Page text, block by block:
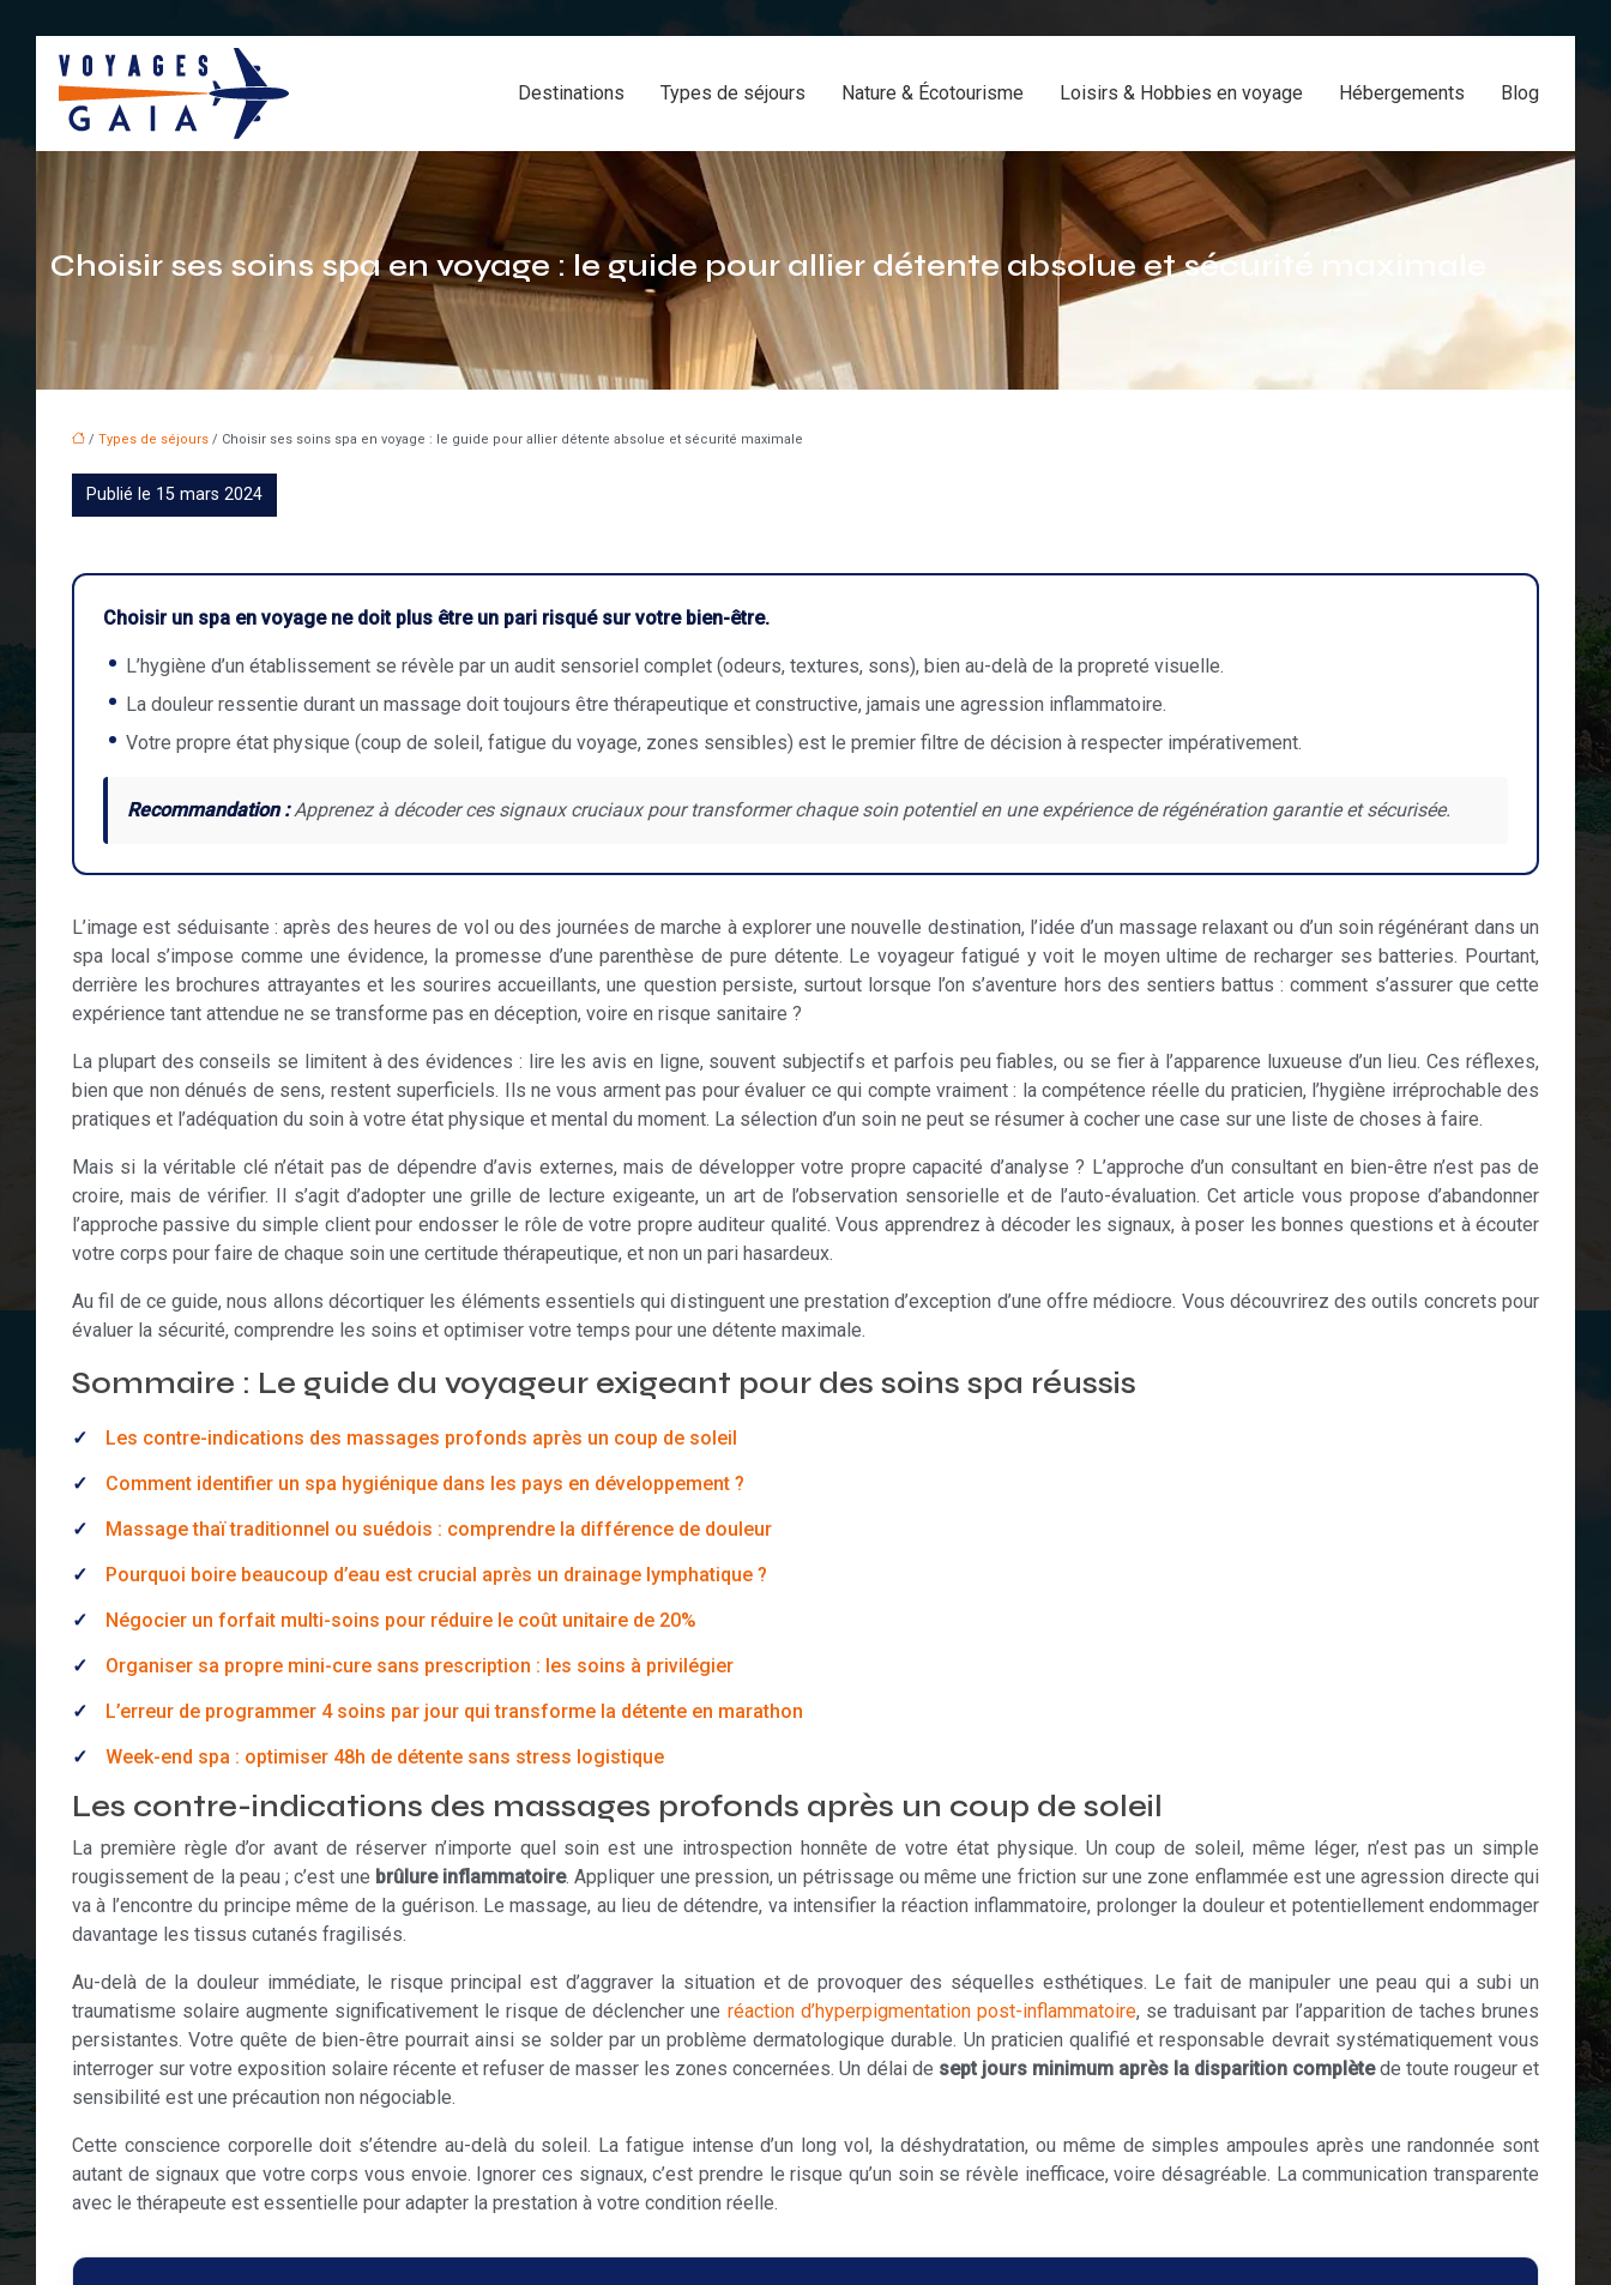
Destinations Types de séjours Nature & Écotourisme Loisirs & Hobbies en voyage Hébergements Blog
Choisir ses soins spa en voyage : le guide pour allier détente absolue et sécurité maximale
/ Types de séjours / Choisir ses soins spa en voyage : le guide pour allier détente absolue et sécurité maximale
Publié le 15 mars 2024
Choisir un spa en voyage ne doit plus être un pari risqué sur votre bien-être.
L’hygiène d’un établissement se révèle par un audit sensoriel complet (odeurs, textures, sons), bien au-delà de la propreté visuelle.
La douleur ressentie durant un massage doit toujours être thérapeutique et constructive, jamais une agression inflammatoire.
Votre propre état physique (coup de soleil, fatigue du voyage, zones sensibles) est le premier filtre de décision à respecter impérativement.
Recommandation :Apprenez à décoder ces signaux cruciaux pour transformer chaque soin potentiel en une expérience de régénération garantie et sécurisée.
L’image est séduisante : après des heures de vol ou des journées de marche à explorer une nouvelle destination, l’idée d’un massage relaxant ou d’un soin régénérant dans un
spa local s’impose comme une évidence, la promesse d’une parenthèse de pure détente. Le voyageur fatigué y voit le moyen ultime de recharger ses batteries. Pourtant,
derrière les brochures attrayantes et les sourires accueillants, une question persiste, surtout lorsque l’on s’aventure hors des sentiers battus : comment s’assurer que cette
expérience tant attendue ne se transforme pas en déception, voire en risque sanitaire ?
La plupart des conseils se limitent à des évidences : lire les avis en ligne, souvent subjectifs et parfois peu fiables, ou se fier à l’apparence luxueuse d’un lieu. Ces réflexes,
bien que non dénués de sens, restent superficiels. Ils ne vous arment pas pour évaluer ce qui compte vraiment : la compétence réelle du praticien, l’hygiène irréprochable des
pratiques et l’adéquation du soin à votre état physique et mental du moment. La sélection d’un soin ne peut se résumer à cocher une case sur une liste de choses à faire.
Mais si la véritable clé n’était pas de dépendre d’avis externes, mais de développer votre propre capacité d’analyse ? L’approche d’un consultant en bien-être n’est pas de
croire, mais de vérifier. Il s’agit d’adopter une grille de lecture exigeante, un art de l’observation sensorielle et de l’auto-évaluation. Cet article vous propose d’abandonner
l’approche passive du simple client pour endosser le rôle de votre propre auditeur qualité. Vous apprendrez à décoder les signaux, à poser les bonnes questions et à écouter
votre corps pour faire de chaque soin une certitude thérapeutique, et non un pari hasardeux.
Au fil de ce guide, nous allons décortiquer les éléments essentiels qui distinguent une prestation d’exception d’une offre médiocre. Vous découvrirez des outils concrets pour
évaluer la sécurité, comprendre les soins et optimiser votre temps pour une détente maximale.
Sommaire : Le guide du voyageur exigeant pour des soins spa réussis
Les contre-indications des massages profonds après un coup de soleil
Comment identifier un spa hygiénique dans les pays en développement ?
Massage thaï traditionnel ou suédois : comprendre la différence de douleur
Pourquoi boire beaucoup d’eau est crucial après un drainage lymphatique ?
Négocier un forfait multi-soins pour réduire le coût unitaire de 20%
Organiser sa propre mini-cure sans prescription : les soins à privilégier
L’erreur de programmer 4 soins par jour qui transforme la détente en marathon
Week-end spa : optimiser 48h de détente sans stress logistique
Les contre-indications des massages profonds après un coup de soleil
La première règle d’or avant de réserver n’importe quel soin est une introspection honnête de votre état physique. Un coup de soleil, même léger, n’est pas un simple
rougissement de la peau ; c’est une brûlure inflammatoire. Appliquer une pression, un pétrissage ou même une friction sur une zone enflammée est une agression directe qui
va à l’encontre du principe même de la guérison. Le massage, au lieu de détendre, va intensifier la réaction inflammatoire, prolonger la douleur et potentiellement endommager
davantage les tissus cutanés fragilisés.
Au-delà de la douleur immédiate, le risque principal est d’aggraver la situation et de provoquer des séquelles esthétiques. Le fait de manipuler une peau qui a subi un
traumatisme solaire augmente significativement le risque de déclencher une réaction d’hyperpigmentation post-inflammatoire, se traduisant par l’apparition de taches brunes
persistantes. Votre quête de bien-être pourrait ainsi se solder par un problème dermatologique durable. Un praticien qualifié et responsable devrait systématiquement vous
interroger sur votre exposition solaire récente et refuser de masser les zones concernées. Un délai de sept jours minimum après la disparition complètede toute rougeur et
sensibilité est une précaution non négociable.
Cette conscience corporelle doit s’étendre au-delà du soleil. La fatigue intense d’un long vol, la déshydratation, ou même de simples ampoules après une randonnée sont
autant de signaux que votre corps vous envoie. Ignorer ces signaux, c’est prendre le risque qu’un soin se révèle inefficace, voire désagréable. La communication transparente
avec le thérapeute est essentielle pour adapter la prestation à votre condition réelle.